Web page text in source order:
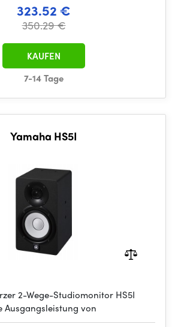
323.52 €
350.29 €
7-14 Tage
KAUFEN
Yamaha HS5I
2-Wege-Studiomonitor HS5I
Ausgangsleistung von